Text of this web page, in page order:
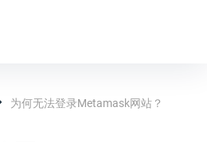
为何无法登录metamask网站？